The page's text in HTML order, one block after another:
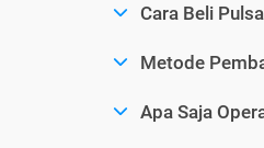
Cara Beli
Metode
Apa Saja